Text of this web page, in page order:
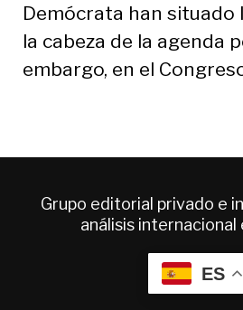
Demócrata han situado
la cabeza de la agenda
embargo, en el
Grupo editorial privado e
análisis internacional
ES